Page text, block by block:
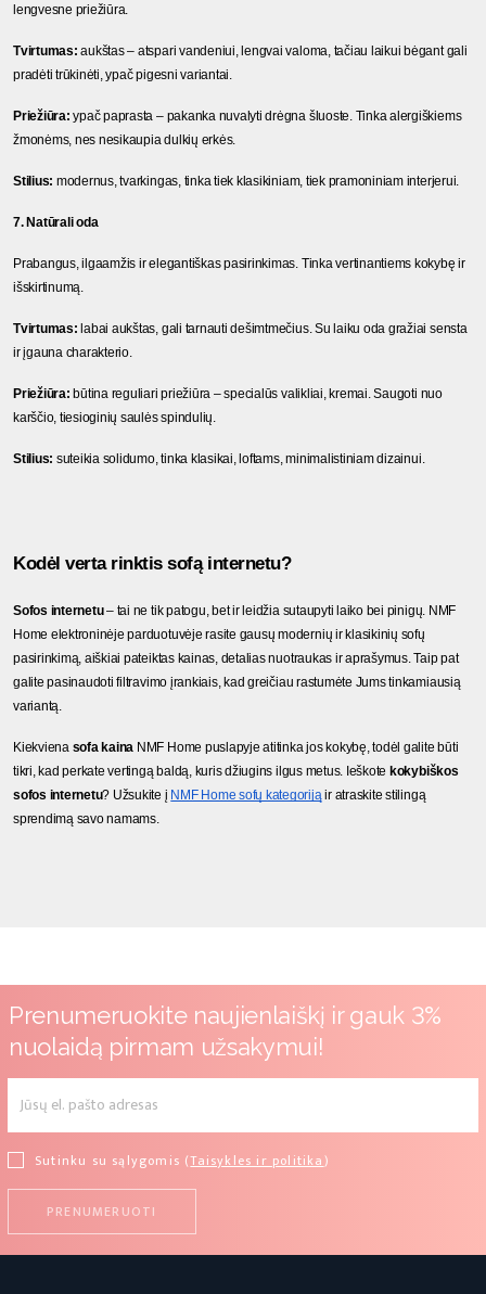
lengvesne priežiūra.
Tvirtumas: aukštas – atspari vandeniui, lengvai valoma, tačiau laikui bėgant gali
pradėti trūkinėti, ypač pigesni variantai.
Priežiūra: ypač paprasta – pakanka nuvalyti drėgna šluoste. Tinka alergiškiems
žmonėms, nes nesikaupia dulkių erkės.
Stilius: modernus, tvarkingas, tinka tiek klasikiniam, tiek pramoniniam interjerui.
7. Natūrali oda
Prabangus, ilgaamžis ir elegantiškas pasirinkimas. Tinka vertinantiems kokybę ir
išskirtinumą.
Tvirtumas: labai aukštas, gali tarnauti dešimtmečius. Su laiku oda gražiai sensta
ir įgauna charakterio.
Priežiūra: būtina reguliari priežiūra – specialūs valikliai, kremai. Saugoti nuo
karščio, tiesioginių saulės spindulių.
Stilius: suteikia solidumo, tinka klasikai, loftams, minimalistiniam dizainui.
Kodėl verta rinktis sofą internetu?
Sofos internetu – tai ne tik patogu, bet ir leidžia sutaupyti laiko bei pinigų. NMF
Home elektroninėje parduotuvėje rasite gausų modernių ir klasikinių sofų
pasirinkimą, aiškiai pateiktas kainas, detalias nuotraukas ir aprašymus. Taip pat
galite pasinaudoti filtravimo įrankiais, kad greičiau rastumėte Jums tinkamiausią
variantą.
Kiekviena sofa kaina NMF Home puslapyje atitinka jos kokybę, todėl galite būti
tikri, kad perkate vertingą baldą, kuris džiugins ilgus metus. Ieškote kokybiškos
sofos internetu? Užsukite į NMF Home sofų kategoriją ir atraskite stilingą
sprendimą savo namams.
Prenumeruokite naujienlaiškį ir gauk 3%
nuolaidą pirmam užsakymui!
Sutinku su sąlygomis (Taisykles ir politika)